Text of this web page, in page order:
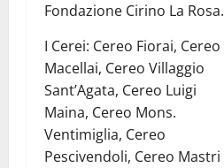
Fondazione Cirino La Rosa.
I Cerei: Cereo Fiorai, Cereo
Macellai, Cereo Villaggio
Sant’Agata, Cereo Luigi
Maina, Cereo Mons.
Ventimiglia, Cereo
Pescivendoli, Cereo Mastri